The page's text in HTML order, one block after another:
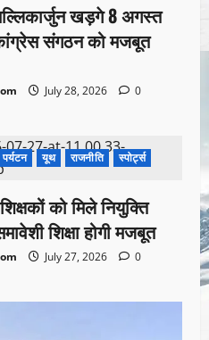
खड़गे 8 अगस्त
संगठन को मजबूत
July 28, 2026
0
पर्यटन यूथ राजनीति स्पोर्ट्स
को मिले नियुक्ति
शिक्षा होगी मजबूत
July 27, 2026
0